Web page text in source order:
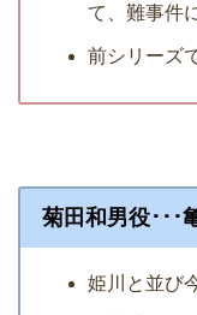
て、難事件
前シリーズ
菊田和男役･･･
姫川と並び